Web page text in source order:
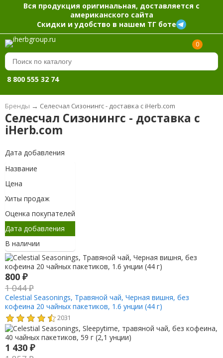
Вся продукция оригинальная, доставляется с
американского сайта
Скидки и удобство в нашем ТГ боте
0
8 800 555 32 74
Бренды → Селесчал Сизонингс - доставка с iHerb.com
Селесчал Сизонингс - доставка с
iHerb.com
Дата добавления
Название
Цена
Хиты продаж
Оценка покупателей
Дата добавления
В наличии
800 ₽
1 044₽
Celestial Seasonings, Травяной чай, Черная вишня, без
кофеина 20 чайных пакетиков, 1.6 унции (44 г)
2031
1 430 ₽